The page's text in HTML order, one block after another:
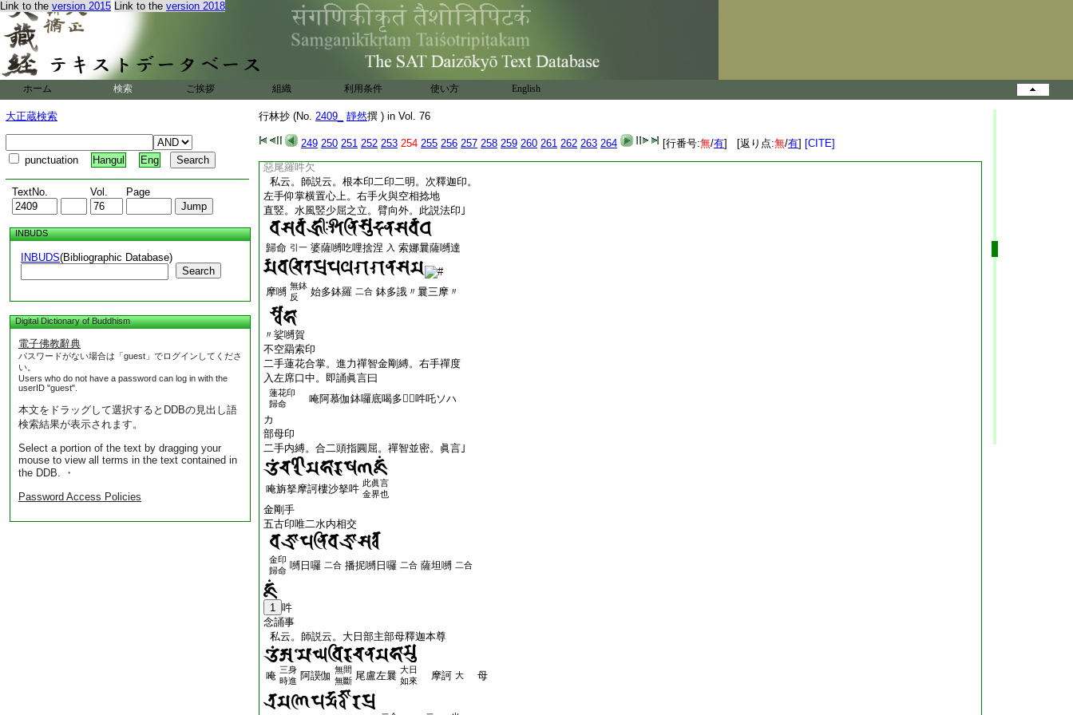
Link to the version 2015 Link to the version 2018
ホーム 検索 ご挨拶 組織 利用条件 使い方 English
大正蔵検索
punctuation Hangul Eng
TextNo. Vol. Page
INBUDS
INBUDS(Bibliographic Database)
Search
Digital Dictionary of Buddhism
電子佛教辭典
パスワードがない場合は「guest」でログインしてくださ
い。
Users who do not have a password can log in with the
userID "guest".
本文をドラッグして選択するとDDBの見出し語
検索結果が表示されます。
Select a portion of the text by dragging your
mouse to view all terms in the text contained in
the DDB. ・
Password Access Policies
行林抄 (No. 2409_ 靜然撰 ) in Vol. 76
249 250 251 252 253 254 255 256 257 258 259 260 261 262 263 264 [行番号:無/有] [返り点:無/有] [CITE]
師曰。若勝身三昧印招以二頭指著二火。初
節離不離可尋之者
云云
唵阿謨伽尾嚧左曩摩賀母捺羅摩抳鉢納摩
入嚩 攞鉢羅 韈多野吽 或本加泮吒
ソハカノ句
又無所不至印
テ頭指置
惡尾羅吽欠
私云。師説云。根本印二印二明。次釋迦印。
左手仰掌横置心上。右手火與空相捻地
直竪。水風竪少屈之立。臂向外。此説法印｣
歸命 引一 婆薩嚩吃哩捨涅 入 索娜曩薩嚩達
摩嚩 無鉢
反
始多鉢羅 二合 鉢多誐〃曩三摩〃
〃娑嚩賀
不空羂索印
二手蓮花合掌。進力禪智金剛縛。右手禪度
入左席口中。即誦眞言曰
蓮花印
歸命
唵阿慕伽鉢囉底喝多𤙖𤙖吽吒ソハ
カ
部母印
二手内縛。合二頭指圓屈。禪智並密。眞言｣
唵旃拏摩訶樓沙拏吽 此眞言
金界也
金剛手
五古印唯二水内相交
金印
歸命 嚩日囉 二合 播抳嚩日囉 二合 薩坦嚩 二合
1 吽
念誦事
私云。師説云。大日部主部母釋迦本尊
唵 三身
時進 阿謨伽 無間
無斷 尾盧左曩 大日
如來
摩訶 大 母